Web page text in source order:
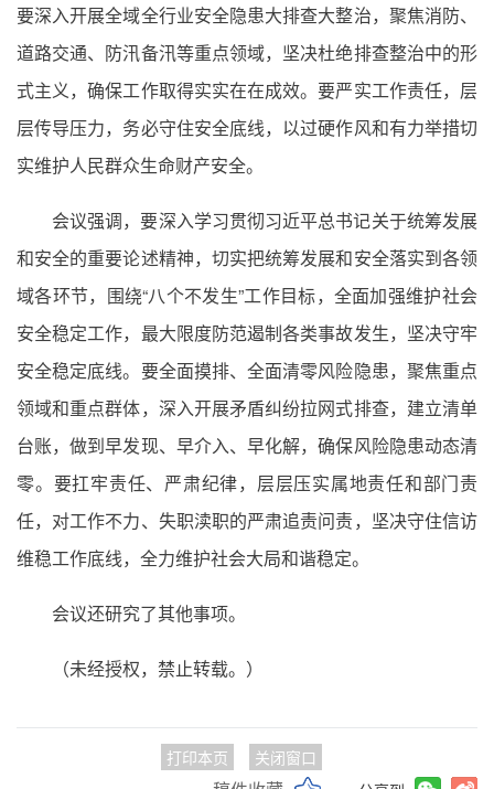
要深入开展全域全行业安全隐患大排查大整治，聚焦消防、
道路交通、防汛备汛等重点领域，坚决杜绝排查整治中的形
式主义，确保工作取得实实在在成效。要严实工作责任，层
层传导压力，务必守住安全底线，以过硬作风和有力举措切
实维护人民群众生命财产安全。
会议强调，要深入学习贯彻习近平总书记关于统筹发展
和安全的重要论述精神，切实把统筹发展和安全落实到各领
域各环节，围绕“八个不发生”工作目标，全面加强维护社会
安全稳定工作，最大限度防范遏制各类事故发生，坚决守牢
安全稳定底线。要全面摸排、全面清零风险隐患，聚焦重点
领域和重点群体，深入开展矛盾纠纷拉网式排查，建立清单
台账，做到早发现、早介入、早化解，确保风险隐患动态清
零。要扛牢责任、严肃纪律，层层压实属地责任和部门责
任，对工作不力、失职渎职的严肃追责问责，坚决守住信访
维稳工作底线，全力维护社会大局和谐稳定。
会议还研究了其他事项。
（未经授权，禁止转载。）
打印本页 关闭窗口